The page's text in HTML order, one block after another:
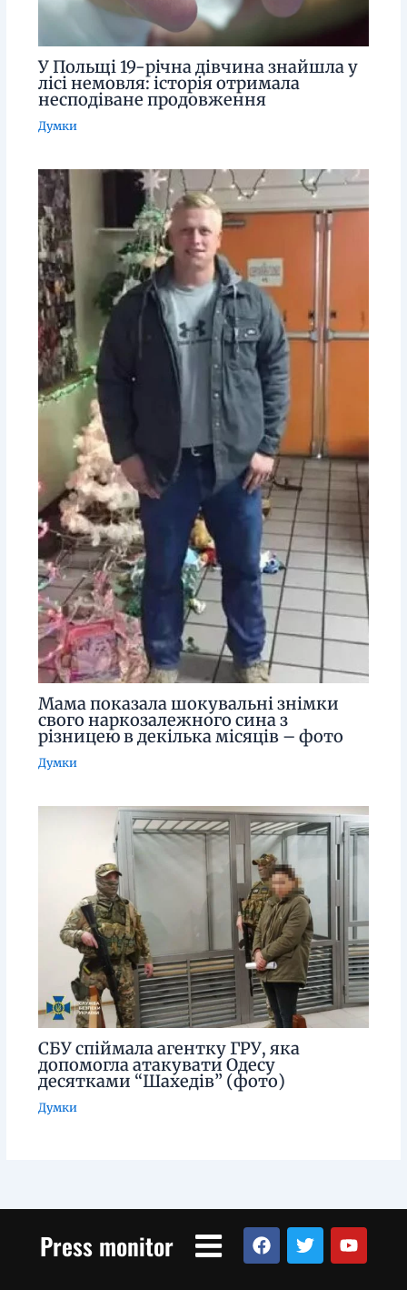
У Польщі 19-річна дівчина знайшла у
лісі немовля: історія отримала
несподіване продовження
Думки
Мама показала шокувальні знімки
свого наркозалежного сина з
різницею в декілька місяців – фото
Думки
СБУ спіймала агентку ГРУ, яка
допомогла атакувати Одесу
десятками “Шахедів” (фото)
Думки
Press monitor Menu
F
a
T
w
Y
o